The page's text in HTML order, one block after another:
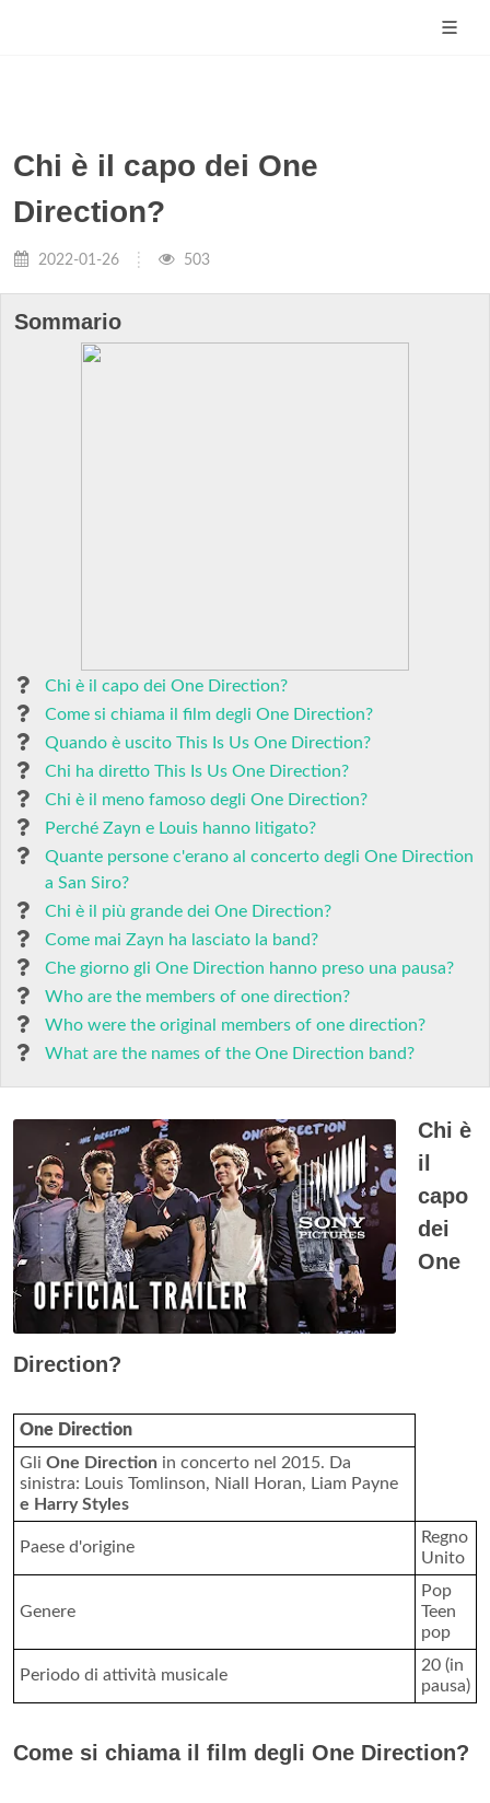
Chi è il capo dei One
Direction?
2022-01-26 503
Sommario
Chi è il capo dei One Direction?
Come si chiama il film degli One Direction?
Quando è uscito This Is Us One Direction?
Chi ha diretto This Is Us One Direction?
Chi è il meno famoso degli One Direction?
Perché Zayn e Louis hanno litigato?
Quante persone c'erano al concerto degli One Direction
a San Siro?
Chi è il più grande dei One Direction?
Come mai Zayn ha lasciato la band?
Che giorno gli One Direction hanno preso una pausa?
Who are the members of one direction?
Who were the original members of one direction?
What are the names of the One Direction band?
Chi è
il
capo
dei
One
Direction?
One Direction
Gli One Direction in concerto nel 2015. Da
sinistra: Louis Tomlinson, Niall Horan, Liam Payne
e Harry Styles
Paese d'origine
Regno
Unito
Genere
Pop
Teen
pop
Periodo di attività musicale
20 (in
pausa)
Come si chiama il film degli One Direction?